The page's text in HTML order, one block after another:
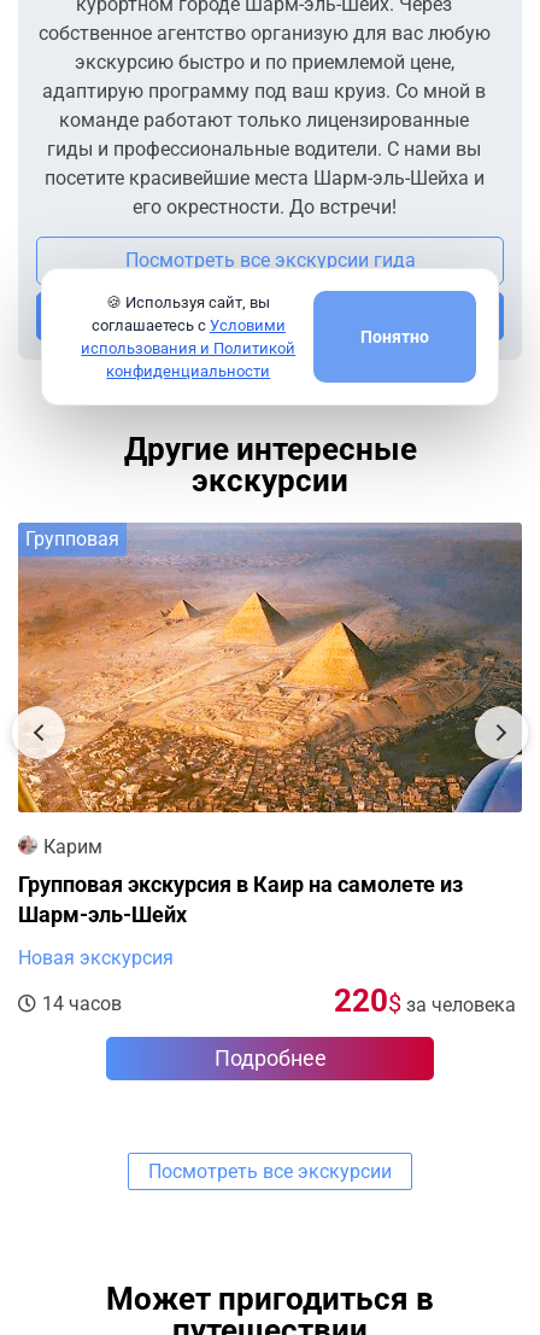
собственное агентство организую для вас любую
экскурсию быстро и по приемлемой цене,
адаптирую программу под ваш круиз. Со мной в
команде работают только лицензированные
гиды и профессиональные водители. С нами вы
посетите красивейшие места Шарм-эль-Шейха и
его окрестности. До встречи!
Посмотреть все экскурсии гида
Напишите мне
Другие интересные
экскурсии
Групповая
Карим
Групповая экскурсия в Каир на самолете из
Шарм-эль-Шейх
Новая экскурсия
14 часов
220$ за человека
Подробнее
Посмотреть все экскурсии
Может пригодиться в
🍪 Используя сайт, вы
соглашаетесь с Условими
использования и Политикой
конфиденциальности
Понятно